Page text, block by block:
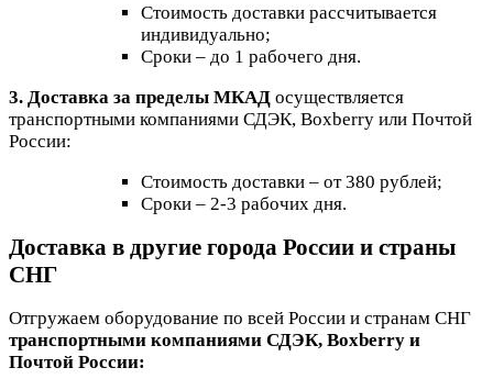
Стоимость доставки рассчитывается
индивидуально;
Сроки – до 1 рабочего дня.
3. Доставка за пределы МКАД осуществляется
транспортными компаниями СДЭК, Boxberry или Почтой
России:
Стоимость доставки – от 380 рублей;
Сроки – 2-3 рабочих дня.
Доставка в другие города России и страны
СНГ
Отгружаем оборудование по всей России и странам СНГ
транспортными компаниями СДЭК, Boxberry и
Почтой России: